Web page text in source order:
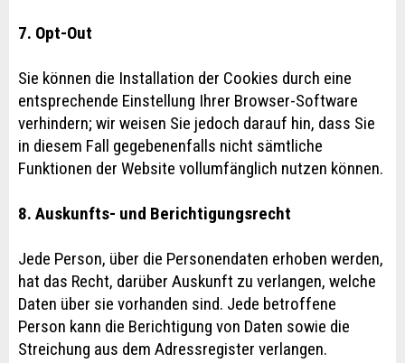
7. Opt-Out
Sie können die Installation der Cookies durch eine
entsprechende Einstellung Ihrer Browser-Software
verhindern; wir weisen Sie jedoch darauf hin, dass Sie
in diesem Fall gegebenenfalls nicht sämtliche
Funktionen der Website vollumfänglich nutzen können.
8. Auskunfts- und Berichtigungsrecht
Jede Person, über die Personendaten erhoben werden,
hat das Recht, darüber Auskunft zu verlangen, welche
Daten über sie vorhanden sind. Jede betroffene
Person kann die Berichtigung von Daten sowie die
Streichung aus dem Adressregister verlangen.